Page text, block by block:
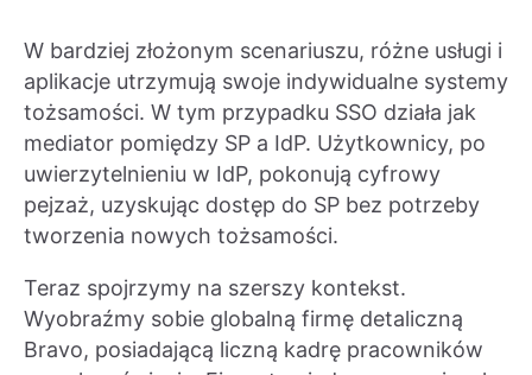
W bardziej złożonym scenariuszu, różne usługi i
aplikacje utrzymują swoje indywidualne systemy
tożsamości. W tym przypadku SSO działa jak
mediator pomiędzy SP a IdP. Użytkownicy, po
uwierzytelnieniu w IdP, pokonują cyfrowy
pejzaż, uzyskując dostęp do SP bez potrzeby
tworzenia nowych tożsamości.
Teraz spojrzymy na szerszy kontekst.
Wyobraźmy sobie globalną firmę detaliczną
Bravo, posiadającą liczną kadrę pracowników